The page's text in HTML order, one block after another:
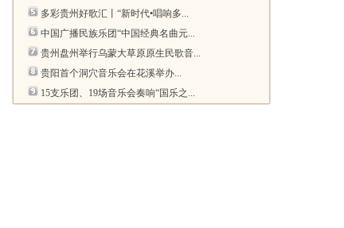
多彩贵州好歌汇丨“新时代•唱响多...
中国广播民族乐团“中国经典名曲元...
贵州盘州举行乌蒙大草原原生民歌音...
贵阳首个洞穴音乐会在花溪举办...
15支乐团、19场音乐会奏响“国乐之...